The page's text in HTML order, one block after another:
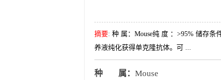
摘要: 种 属：Mouse纯 度 ：>95% 储存
养液纯化获得单克隆抗体。可 ...
种 属： Mouse